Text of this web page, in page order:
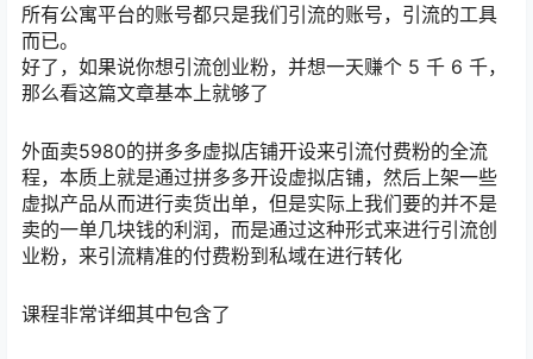
所有公寓平台的账号都只是我们引流的账号，引流的工具
而已。
好了，如果说你想引流创业粉，并想一天赚个 5 千 6 千，
那么看这篇文章基本上就够了
外面卖5980的拼多多虚拟店铺开设来引流付费粉的全流
程，本质上就是通过拼多多开设虚拟店铺，然后上架一些
虚拟产品从而进行卖货出单，但是实际上我们要的并不是
卖的一单几块钱的利润，而是通过这种形式来进行引流创
业粉，来引流精准的付费粉到私域在进行转化
课程非常详细其中包含了